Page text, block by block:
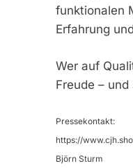
funktionalen
Erfahrung
Wer auf
Freude –
Pressekontakt:
https://
Björn Sturm